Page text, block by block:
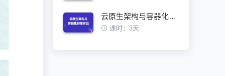
云原生架构与容器化部署实战训练营
课时：3天